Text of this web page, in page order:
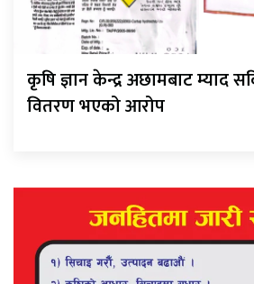
कृषि ज्ञान केन्द्र अछामबाट म्याद
वितरण भएको आरोप